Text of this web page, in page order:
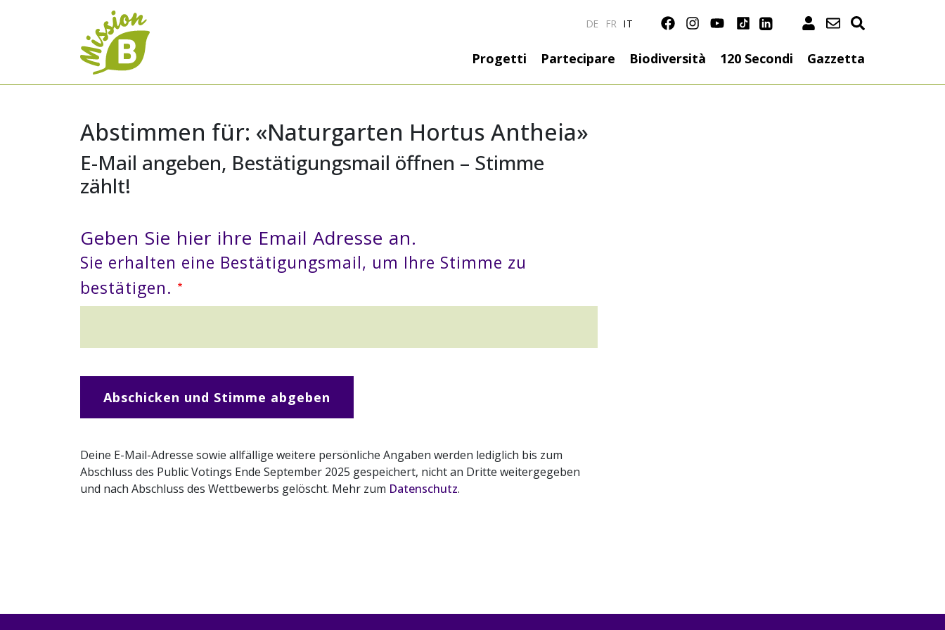
DE FR IT
Hauptnavigation
Progetti Partecipare Biodiversità 120 Secondi Gazzetta
Abstimmen für: «Naturgarten Hortus Antheia»
E-Mail angeben, Bestätigungsmail öffnen – Stimme
zählt!
Geben Sie hier ihre Email Adresse an.
Sie erhalten eine Bestätigungsmail, um Ihre Stimme zu
bestätigen.
Abschicken und Stimme abgeben
Deine E-Mail-Adresse sowie allfällige weitere persönliche Angaben werden lediglich bis zum
Abschluss des Public Votings Ende September 2025 gespeichert, nicht an Dritte weitergegeben
und nach Abschluss des Wettbewerbs gelöscht. Mehr zum Datenschutz.